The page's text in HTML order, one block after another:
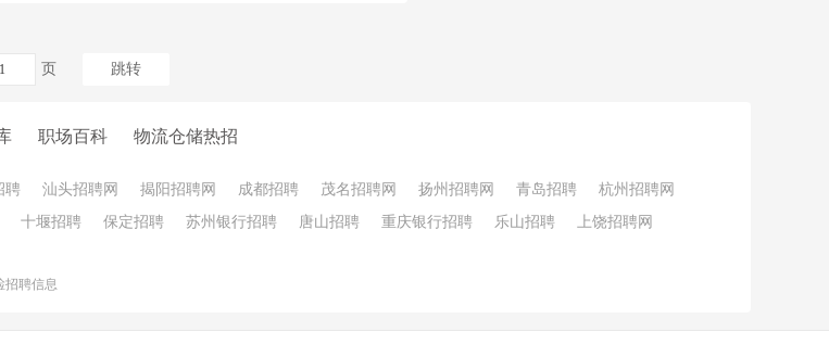
页 跳转
职场百科 物流仓储热招
聘 汕头招聘网 揭阳招聘网 成都招聘 茂名招聘网 扬州招聘网 青岛招聘
杭州招聘网
十堰招聘 保定招聘 苏州银行招聘 唐山招聘 重庆银行招聘 乐山招聘 上饶招聘网
招聘信息